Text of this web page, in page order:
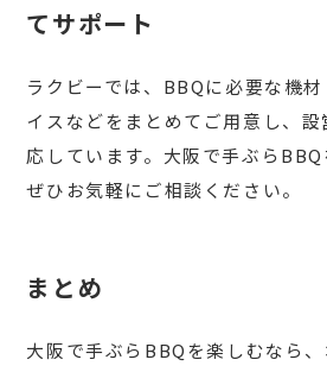
てサポート
ラクビーでは、BBQに必要な機材
イスなどをまとめてご用意し、
応しています。大阪で手ぶらBBQ
ぜひお気軽にご相談ください。
まとめ
大阪で手ぶらBBQを楽しむなら